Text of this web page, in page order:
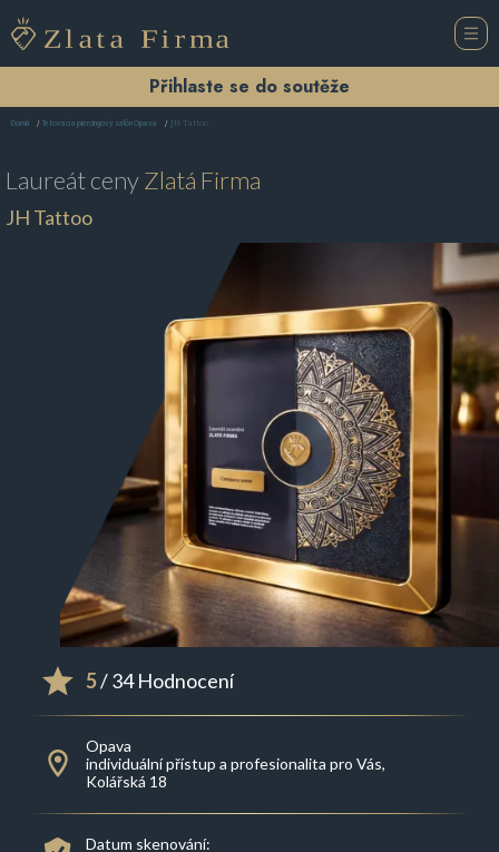
Přihlaste se do soutěže
Domů Tetovací a piercingový salón Opava JH Tattoo
Laureát cenyZlatá Firma
JH Tattoo
5/ 34 Hodnocení
Opava
individuální přístup a profesionalita pro Vás,
Kolářská 18
Datum skenování: